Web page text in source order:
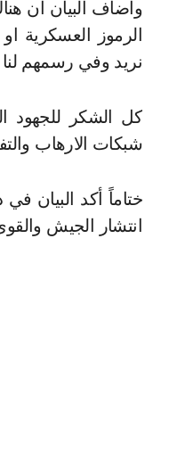
واضاف البيان ان
الرموز العسكرية
نريد وفي رسمهم
كل الشكر للجهود
شبكات الارهاب
انتشار الجيش